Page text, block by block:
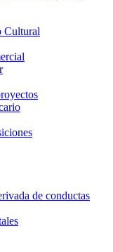
Cultural
de conductas